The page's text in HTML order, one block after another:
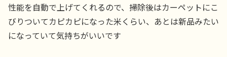
性能を自動で上げてくれるので、掃除後はカーペットにこ
びりついてカピカピになった米くらい、あとは新品みたい
になっていて気持ちがいいです